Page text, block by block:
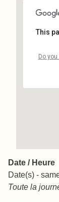
This
Do
Date / Heure
Date(s) -
Toute la